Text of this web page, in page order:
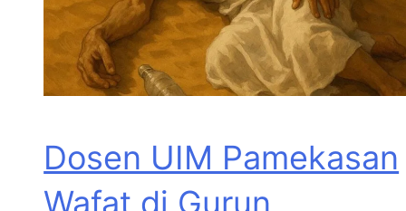
Dosen UIM Pamekasan
Wafat di Gurun